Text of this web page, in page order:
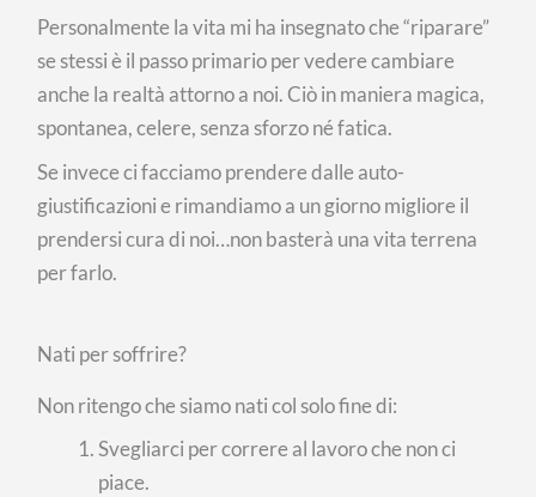
Personalmente la vita mi ha insegnato che “riparare”
se stessi è il passo primario per vedere cambiare
anche la realtà attorno a noi. Ciò in maniera magica,
spontanea, celere, senza sforzo né fatica.
Se invece ci facciamo prendere dalle auto-
giustificazioni e rimandiamo a un giorno migliore il
prendersi cura di noi…non basterà una vita terrena
per farlo.
Nati per soffrire?
Non ritengo che siamo nati col solo fine di:
Svegliarci per correre al lavoro che non ci
piace.